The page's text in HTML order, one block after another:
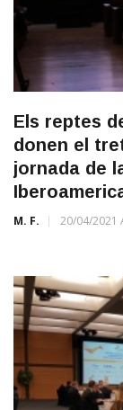
Els reptes
donen el
jornada de
M. F. 20/04/2021